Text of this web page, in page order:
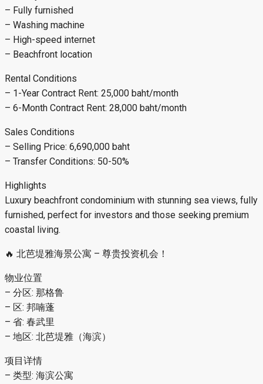
– Fully furnished
– Washing machine
– High-speed internet
– Beachfront location
Rental Conditions
– 1-Year Contract Rent: 25,000 baht/month
– 6-Month Contract Rent: 28,000 baht/month
Sales Conditions
– Selling Price: 6,690,000 baht
– Transfer Conditions: 50-50%
Highlights
Luxury beachfront condominium with stunning sea views, fully
furnished, perfect for investors and those seeking premium
coastal living.
🔥 北芭堤雅海景公寓 – 尊贵投资机会！
物业位置
– 分区: 那格鲁
– 区: 邦喃蓬
– 省: 春武里
– 地区: 北芭堤雅（海滨）
项目详情
– 类型: 海滨公寓